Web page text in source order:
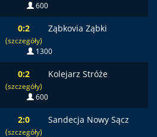
600
0:2
(szczegóły)
Ząbkovia Ząbki
1300
0:2
(szczegóły)
Kolejarz Stróże
600
2:0
(szczegóły)
Sandecja Nowy Sącz